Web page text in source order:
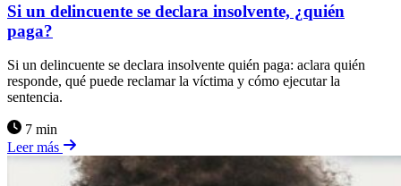
Si un delincuente se declara insolvente, ¿quién
paga?
Si un delincuente se declara insolvente quién paga: aclara quién
responde, qué puede reclamar la víctima y cómo ejecutar la
sentencia.
7 min
Leer más